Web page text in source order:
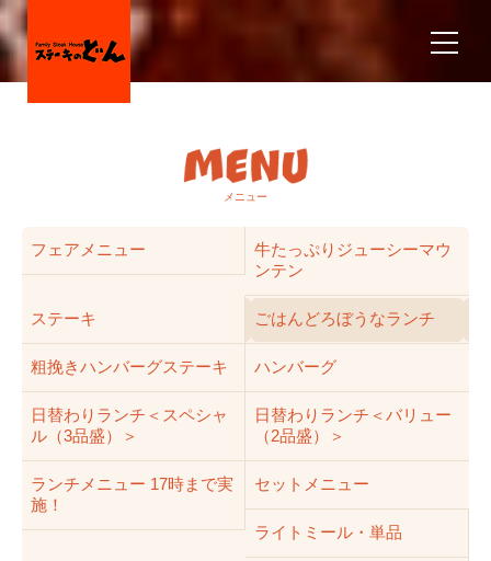
メニュー
フェアメニュー
牛たっぷりジューシーマウ
ンテン
ステーキ ごはんどろぼうなランチ
粗挽きハンバーグステーキ ハンバーグ
日替わりランチ＜スペシャ
ル（3品盛）＞
日替わりランチ＜バリュー
（2品盛）＞
ランチメニュー 17時まで実
施！
セットメニュー
ライトミール・単品